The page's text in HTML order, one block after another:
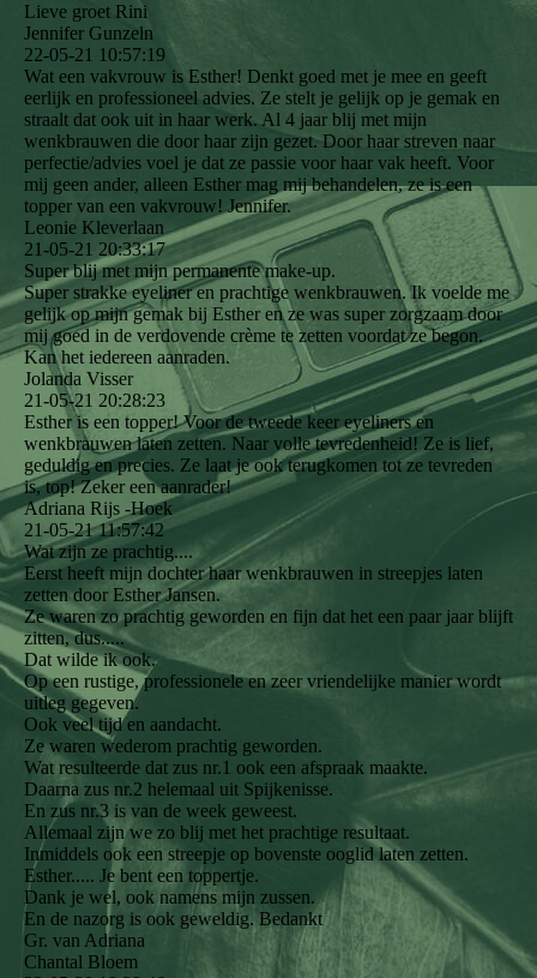
Lieve groet Rini
Jennifer Gunzeln
22-05-21 10:57:19
Wat een vakvrouw is Esther! Denkt goed met je mee en geeft
eerlijk en professioneel advies. Ze stelt je gelijk op je gemak en
straalt dat ook uit in haar werk. Al 4 jaar blij met mijn
wenkbrauwen die door haar zijn gezet. Door haar streven naar
perfectie/advies voel je dat ze passie voor haar vak heeft. Voor
mij geen ander, alleen Esther mag mij behandelen, ze is een
topper van een vakvrouw! Jennifer.
Leonie Kleverlaan
21-05-21 20:33:17
Super blij met mijn permanente make-up.
Super strakke eyeliner en prachtige wenkbrauwen. Ik voelde me
gelijk op mijn gemak bij Esther en ze was super zorgzaam door
mij goed in de verdovende crème te zetten voordat ze begon.
Kan het iedereen aanraden.
Jolanda Visser
21-05-21 20:28:23
Esther is een topper! Voor de tweede keer eyeliners en
wenkbrauwen laten zetten. Naar volle tevredenheid! Ze is lief,
geduldig en precies. Ze laat je ook terugkomen tot ze tevreden
is, top! Zeker een aanrader!
Adriana Rijs -Hoek
21-05-21 11:57:42
Wat zijn ze prachtig....
Eerst heeft mijn dochter haar wenkbrauwen in streepjes laten
zetten door Esther Jansen.
Ze waren zo prachtig geworden en fijn dat het een paar jaar blijft
zitten, dus.....
Dat wilde ik ook.
Op een rustige, professionele en zeer vriendelijke manier wordt
uitleg gegeven.
Ook veel tijd en aandacht.
Ze waren wederom prachtig geworden.
Wat resulteerde dat zus nr.1 ook een afspraak maakte.
Daarna zus nr.2 helemaal uit Spijkenisse.
En zus nr.3 is van de week geweest.
Allemaal zijn we zo blij met het prachtige resultaat.
Inmiddels ook een streepje op bovenste ooglid laten zetten.
Esther..... Je bent een toppertje.
Dank je wel, ook namens mijn zussen.
En de nazorg is ook geweldig. Bedankt
Gr. van Adriana
Chantal Bloem